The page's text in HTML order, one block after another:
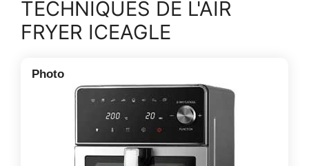
TECHNIQUES DE L'AIR
FRYER ICEAGLE